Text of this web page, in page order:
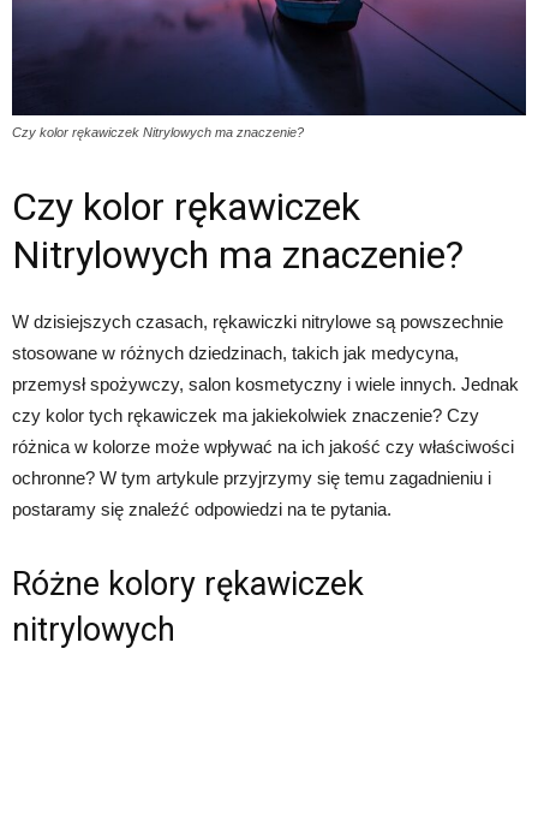
Czy kolor rękawiczek Nitrylowych ma znaczenie?
Czy kolor rękawiczek
Nitrylowych ma znaczenie?
W dzisiejszych czasach, rękawiczki nitrylowe są powszechnie
stosowane w różnych dziedzinach, takich jak medycyna,
przemysł spożywczy, salon kosmetyczny i wiele innych. Jednak
czy kolor tych rękawiczek ma jakiekolwiek znaczenie? Czy
różnica w kolorze może wpływać na ich jakość czy właściwości
ochronne? W tym artykule przyjrzymy się temu zagadnieniu i
postaramy się znaleźć odpowiedzi na te pytania.
Różne kolory rękawiczek
nitrylowych